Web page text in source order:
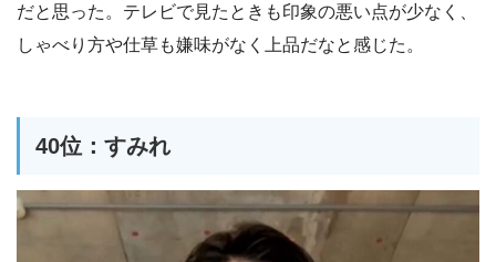
だと思った。テレビで見たときも印象の悪い点が少なく、
しゃべり方や仕草も嫌味がなく上品だなと感じた。
40位：すみれ